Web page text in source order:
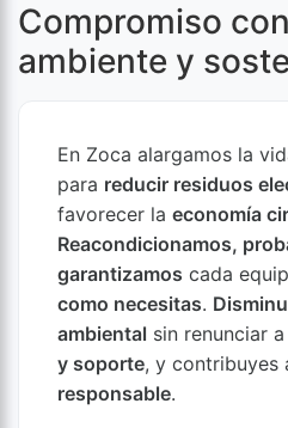
Compromiso
ambiente y
En Zoca alargamos la
para reducir residuos
favorecer la economía
Reacondicionamos,
garantizamos cada
como necesitas.
ambiental sin renunciar a
y soporte, y contribuyes
responsable.